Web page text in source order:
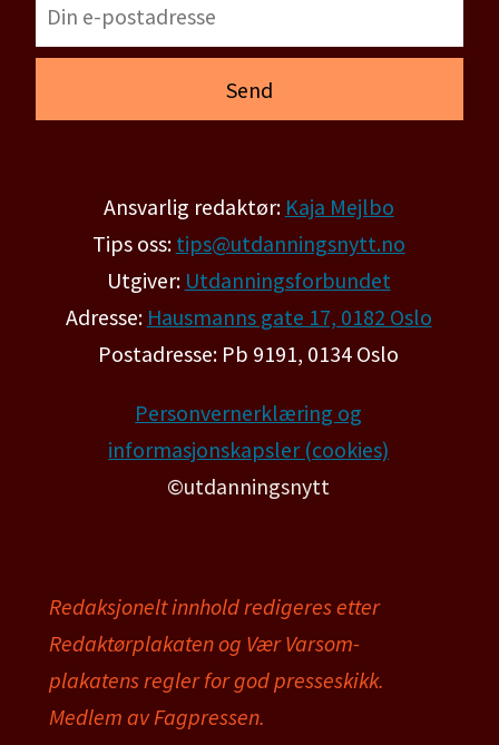
Ansvarlig redaktør: Kaja Mejlbo
Tips oss: tips@utdanningsnytt.no
Utgiver: Utdanningsforbundet
Adresse: Hausmanns gate 17, 0182 Oslo
Postadresse: Pb 9191, 0134 Oslo
Personvernerklæring og
informasjonskapsler (cookies)
©utdanningsnytt
Redaksjonelt innhold redigeres etter
Redaktørplakaten og Vær Varsom-
plakatens regler for god presseskikk.
Medlem av Fagpressen.